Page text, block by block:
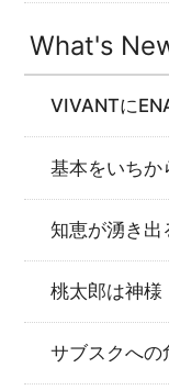
What's
VIVANTに
基本をいちか
知恵が湧き出
桃太郎は神様
サブスクへの